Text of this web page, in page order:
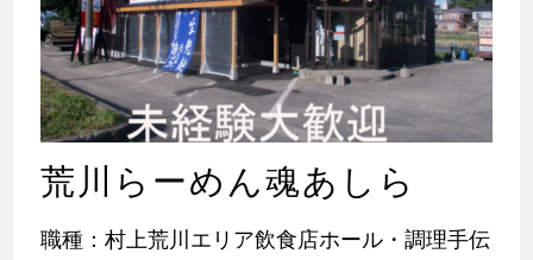
荒川らーめん魂あしら
職種：村上荒川エリア飲食店ホール・調理手伝